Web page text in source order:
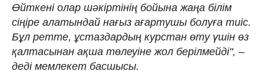
Өйткені олар шәкіртінің бойына жаңа білім
сіңіре алатындай нағыз ағартушы болуға тиіс.
Бұл ретте, ұстаздардың курстан өту үшін өз
қалтасынан ақша төлеуіне жол берілмейді", –
деді мемлекет басшысы.